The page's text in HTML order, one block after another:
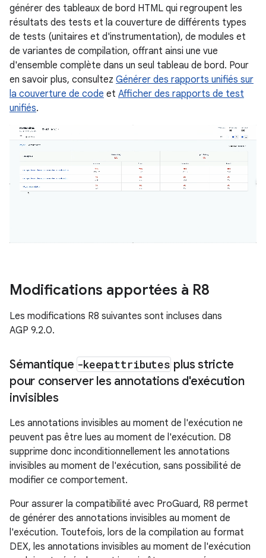
générer des tableaux de bord HTML qui regroupent les
résultats des tests et la couverture de différents types
de tests (unitaires et d'instrumentation), de modules et
de variantes de compilation, offrant ainsi une vue
d'ensemble complète dans un seul tableau de bord. Pour
en savoir plus, consultez Générer des rapports unifiés sur
la couverture de code et Afficher des rapports de test
unifiés.
Modifications apportées à R8
Les modifications R8 suivantes sont incluses dans
AGP 9.2.0.
Sémantique -keepattributes plus stricte
pour conserver les annotations d'exécution
invisibles
Les annotations invisibles au moment de l'exécution ne
peuvent pas être lues au moment de l'exécution. D8
supprime donc inconditionnellement les annotations
invisibles au moment de l'exécution, sans possibilité de
modifier ce comportement.
Pour assurer la compatibilité avec ProGuard, R8 permet
de générer des annotations invisibles au moment de
l'exécution. Toutefois, lors de la compilation au format
DEX, les annotations invisibles au moment de l'exécution